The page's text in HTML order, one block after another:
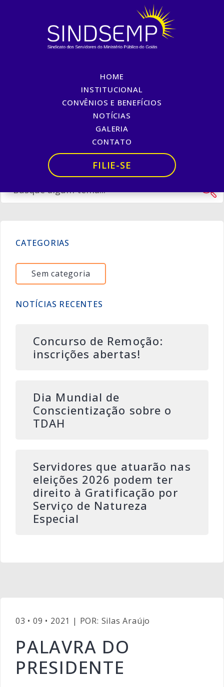
HOME
INSTITUCIONAL
CONVÊNIOS E BENEFÍCIOS
NOTÍCIAS
GALERIA
CONTATO
FILIE-SE
PALAVRA DO PRESIDENTE
PALAVRA DO PRESIDENTE
CATEGORIAS
Sem categoria
NOTÍCIAS RECENTES
Concurso de Remoção:
inscrições abertas!
Dia Mundial de
Conscientização sobre o
TDAH
Servidores que atuarão nas
eleições 2026 podem ter
direito à Gratificação por
Serviço de Natureza
Especial
03 • 09 • 2021 | POR: Silas Araújo
PALAVRA DO
PRESIDENTE